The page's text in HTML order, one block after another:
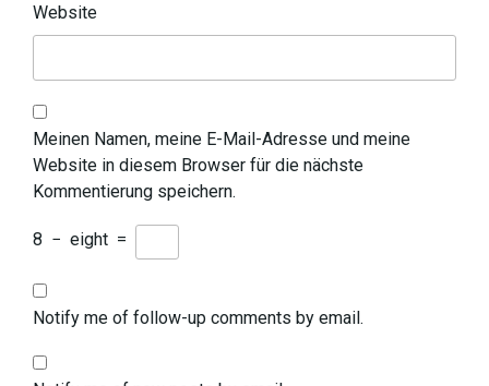
Website
Meinen Namen, meine E-Mail-Adresse und meine
Website in diesem Browser für die nächste
Kommentierung speichern.
8 − eight =
Notify me of follow-up comments by email.